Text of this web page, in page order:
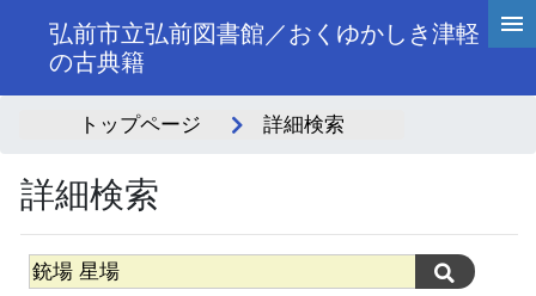
弘前市立弘前図書館／おくゆかしき津軽
の古典籍
トップページ 詳細検索
詳細検索